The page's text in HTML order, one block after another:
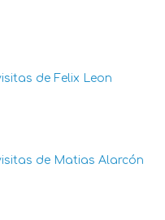
de Felix Leon
de Matias Alarcón